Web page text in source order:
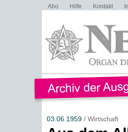
Abo Hilfe Kontakt
03.06.1959/ Wirtschaft